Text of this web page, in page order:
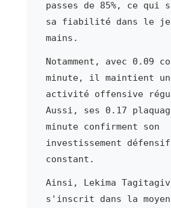
passes de 85%, ce qui
sa fiabilité dans le
mains.
Notamment, avec 0.09
minute, il maintient
activité offensive
Aussi, ses 0.17
minute confirment son
investissement défensif
constant.
Ainsi, Lekima
s'inscrit dans la